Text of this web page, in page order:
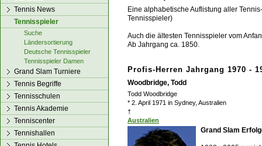
Eine alphabetische Auflistung aller
Tennisspieler)
Auch die ältesten Tennisspieler vom
Ab Jahrgang ca. 1850.
Profis-Herren Jahrgang 1970 -
Woodbridge, Todd
Todd Woodbridge
* 2. April 1971 in Sydney, Australien
†
Australien
Grand Slam
Tennis News
Tennisspieler
Suche
Ländersortierung
Deutsche Tennisspieler
Tennisspieler Damen
Grand Slam Turniere
Tennis Begriffe
Tennisschulen
Tennis Akademie
Tenniscenter
Tennishallen